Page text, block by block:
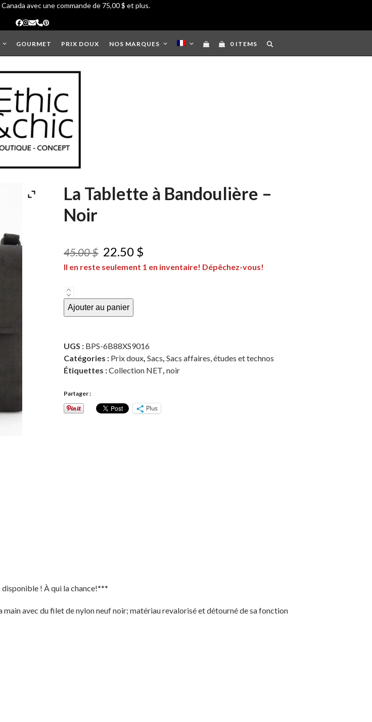
avec une commande de 75,00 $ et plus.
Facebook
Instagram
Courriel
Phone
Pinterest
GOURMET PRIX DOUX NOS MARQUES 0 ITEMS
La Tablette à Bandoulière –
Noir
45.00$ Le
prix
était :
22.50 $
prix
Il en reste seulement 1 en inventaire! Dépêchez-vous!
quantité
de
La
-
Noir
Ajouter au panier
UGS : BPS-6B88XS9016
Catégories : Prix doux ,Sacs ,Sacs affaires, études et technos
Étiquettes :Collection NET ,noir
Partager :
Plus
disponible ! À qui la chance!***
avec du filet de nylon neuf noir; matériau revalorisé et détourné de sa fonction